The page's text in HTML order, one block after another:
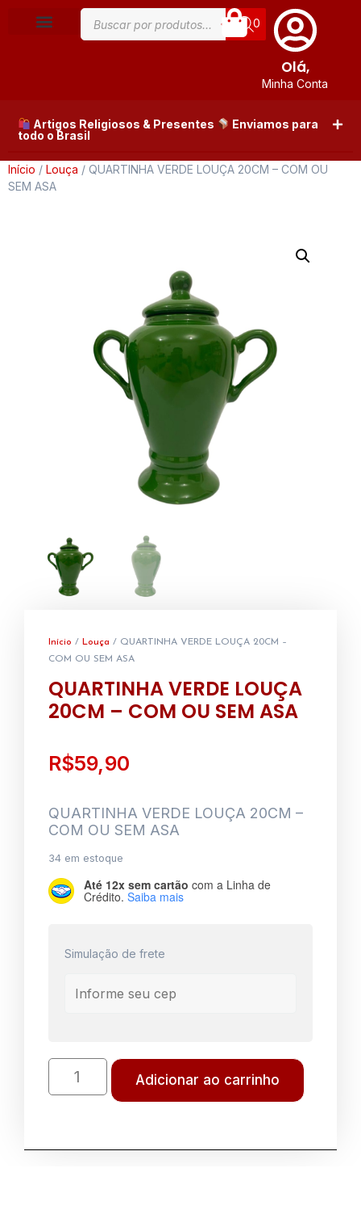
Olá,
Minha Conta
0
Artigos Religiosos & Presentes
Enviamos para
todo o Brasil
Início / Louça / QUARTINHA VERDE LOUÇA 20CM – COM OU
SEM ASA
Início / Louça / QUARTINHA VERDE LOUÇA 20CM –
COM OU SEM ASA
QUARTINHA VERDE LOUÇA
20CM – COM OU SEM ASA
R$59,90
QUARTINHA VERDE LOUÇA 20CM –
COM OU SEM ASA
34 em estoque
Até 12x sem cartão com a Linha de
Crédito. Saiba mais
Simulação de frete
Adicionar ao carrinho